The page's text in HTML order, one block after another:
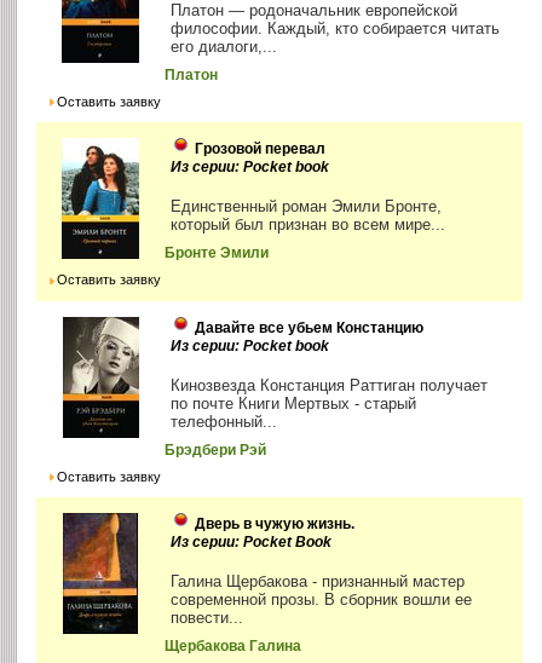
Платон — родоначальник европейской
философии. Каждый, кто собирается читать
его диалоги,...
Платон
Оставить заявку
Грозовой перевал
Из серии: Pocket book
Единственный роман Эмили Бронте,
который был признан во всем мире...
Бронте Эмили
Оставить заявку
Давайте все убьем Констанцию
Из серии: Pocket book
Кинозвезда Констанция Раттиган получает
по почте Книги Мертвых - старый
телефонный...
Брэдбери Рэй
Оставить заявку
Дверь в чужую жизнь.
Из серии: Pocket Book
Галина Щербакова - признанный мастер
современной прозы. В сборник вошли ее
повести...
Щербакова Галина